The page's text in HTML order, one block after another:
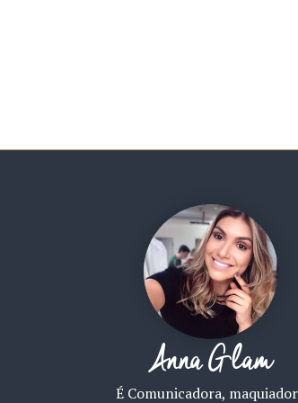
Anna Glam
É Comunicadora,